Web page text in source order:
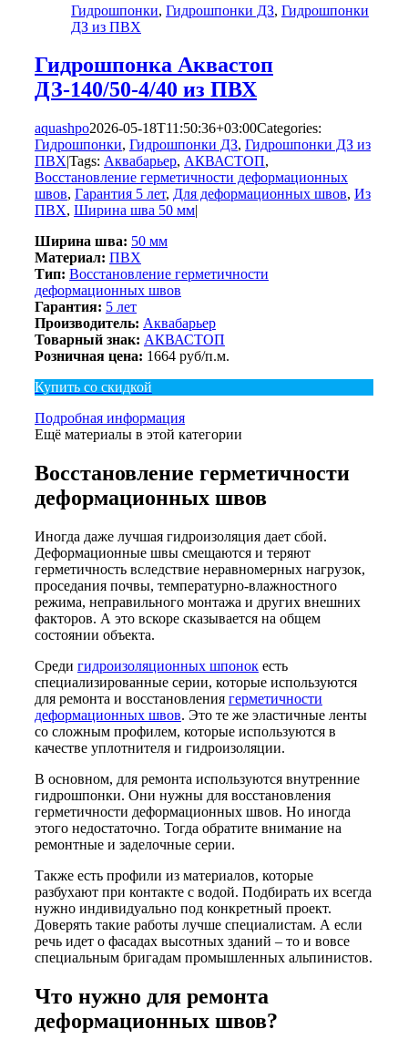
Гидрошпонки, Гидрошпонки ДЗ, Гидрошпонки
ДЗ из ПВХ
Гидрошпонка Аквастоп
ДЗ-140/50-4/40 из ПВХ
aquashpo2026-05-18T11:50:36+03:00Categories:
Гидрошпонки, Гидрошпонки ДЗ, Гидрошпонки ДЗ из
ПВХ|Tags: Аквабарьер, АКВАСТОП,
Восстановление герметичности деформационных
швов, Гарантия 5 лет, Для деформационных швов, Из
ПВХ, Ширина шва 50 мм|
Ширина шва: 50 мм
Материал: ПВХ
Тип: Восстановление герметичности
деформационных швов
Гарантия: 5 лет
Производитель: Аквабарьер
Товарный знак: АКВАСТОП
Розничная цена: 1664 руб/п.м.
Купить со скидкой
Подробная информация
Ещё материалы в этой категории
Восстановление герметичности
деформационных швов
Иногда даже лучшая гидроизоляция дает сбой.
Деформационные швы смещаются и теряют
герметичность вследствие неравномерных нагрузок,
проседания почвы, температурно-влажностного
режима, неправильного монтажа и других внешних
факторов. А это вскоре сказывается на общем
состоянии объекта.
Среди гидроизоляционных шпонок есть
специализированные серии, которые используются
для ремонта и восстановления герметичности
деформационных швов. Это те же эластичные ленты
со сложным профилем, которые используются в
качестве уплотнителя и гидроизоляции.
В основном, для ремонта используются внутренние
гидрошпонки. Они нужны для восстановления
герметичности деформационных швов. Но иногда
этого недостаточно. Тогда обратите внимание на
ремонтные и заделочные серии.
Также есть профили из материалов, которые
разбухают при контакте с водой. Подбирать их всегда
нужно индивидуально под конкретный проект.
Доверять такие работы лучше специалистам. А если
речь идет о фасадах высотных зданий – то и вовсе
специальным бригадам промышленных альпинистов.
Что нужно для ремонта
деформационных швов?